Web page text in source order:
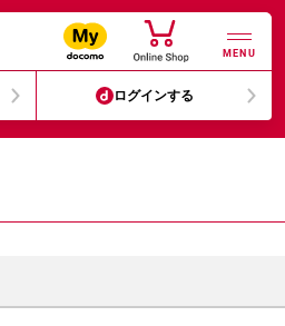
MENU
ログインする